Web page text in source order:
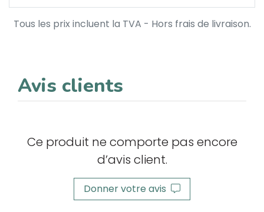
Tous les prix incluent la TVA - Hors frais de livraison.
Avis clients
Ce produit ne comporte pas encore
d’avis client.
Donner votre avis